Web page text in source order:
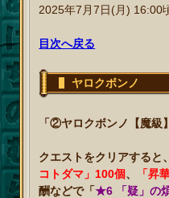
2025年7月7日(月) 16:00
目次へ戻る
ヤロクボンノ
「②ヤロクボンノ【魔級
クエストをクリアすると
コトダマ」100個、 「昇
酬などで「★6 「疑」の